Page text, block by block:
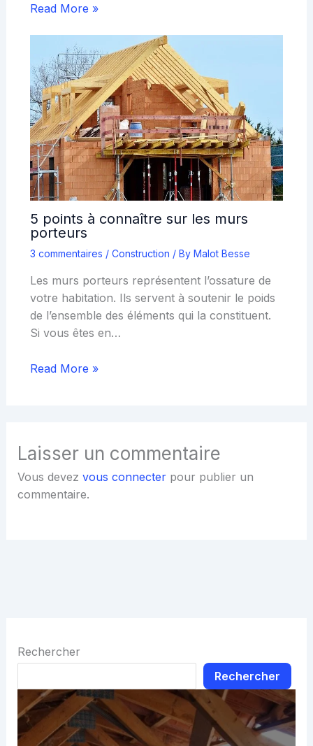
Read More »
5 points à connaître sur les murs
porteurs
3 commentaires / Construction / By Malot Besse
Les murs porteurs représentent l’ossature de
votre habitation. Ils servent à soutenir le poids
de l’ensemble des éléments qui la constituent.
Si vous êtes en…
Read More »
Laisser un commentaire
Vous devez vous connecterpour publier un
commentaire.
Rechercher
Rechercher